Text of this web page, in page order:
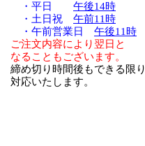
・平日 午後14時
・土日祝 午前11時
・午前営業日 午後11時
ご注文内容により翌日と
なることもございます。
締め切り時間後もできる限り
対応いたします。